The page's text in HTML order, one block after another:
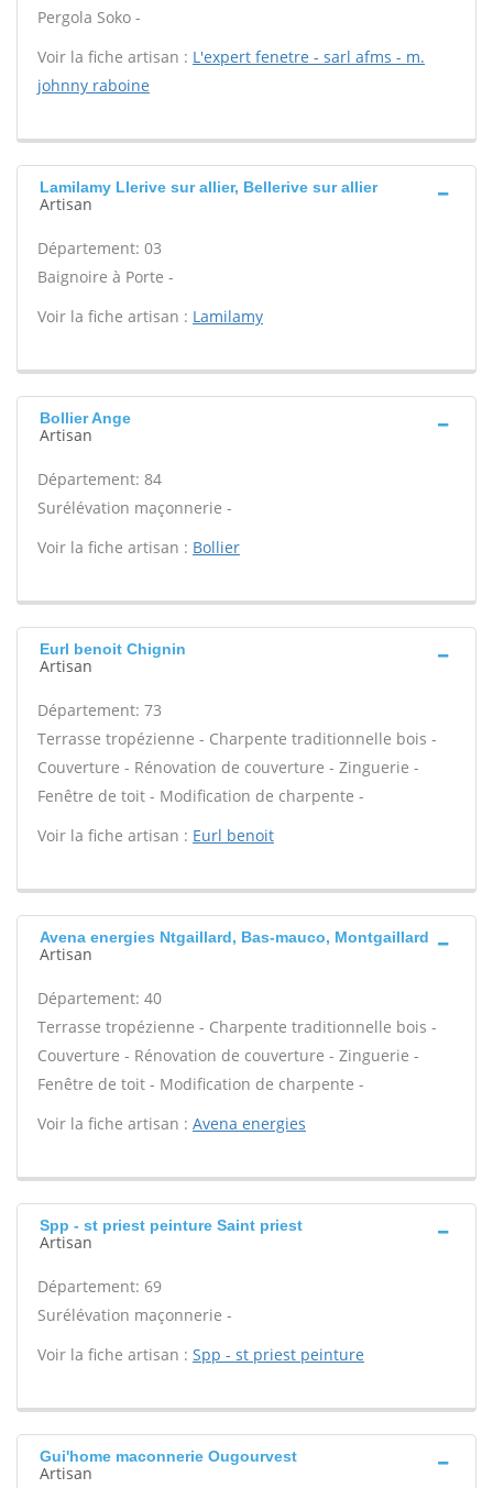
Pergola Soko -
Voir la fiche artisan : L'expert fenetre - sarl afms - m.
johnny raboine
Lamilamy Llerive sur allier, Bellerive sur allier
Artisan
Département: 03
Baignoire à Porte -
Voir la fiche artisan : Lamilamy
Bollier Ange
Artisan
Département: 84
Surélévation maçonnerie -
Voir la fiche artisan : Bollier
Eurl benoit Chignin
Artisan
Département: 73
Terrasse tropézienne - Charpente traditionnelle bois -
Couverture - Rénovation de couverture - Zinguerie -
Fenêtre de toit - Modification de charpente -
Voir la fiche artisan : Eurl benoit
Avena energies Ntgaillard, Bas-mauco, Montgaillard
Artisan
Département: 40
Terrasse tropézienne - Charpente traditionnelle bois -
Couverture - Rénovation de couverture - Zinguerie -
Fenêtre de toit - Modification de charpente -
Voir la fiche artisan : Avena energies
Spp - st priest peinture Saint priest
Artisan
Département: 69
Surélévation maçonnerie -
Voir la fiche artisan : Spp - st priest peinture
Gui'home maconnerie Ougourvest
Artisan